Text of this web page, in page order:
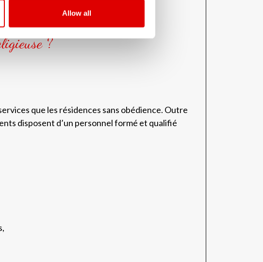
Allow all
?
que les résidences sans obédience. Outre
disposent d’un personnel formé et qualifié